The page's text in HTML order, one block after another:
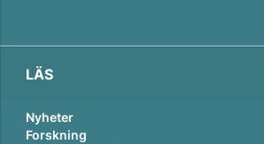
LÄS
Nyheter
Forskning